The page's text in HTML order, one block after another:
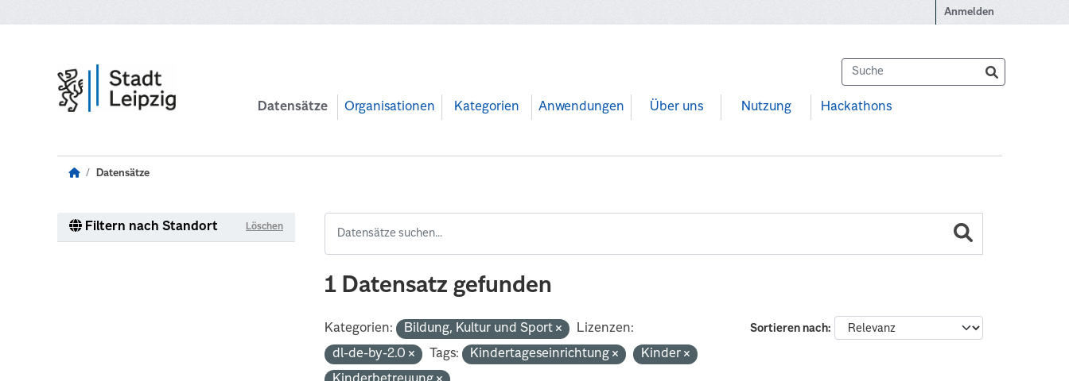
Anmelden
Datensätze Organisationen Kategorien Anwendungen Über uns Nutzung Hackathons
Datensätze
Filtern nach Standort Löschen
1 Datensatz gefunden
Sortieren nach
Kategorien: Bildung, Kultur und Sport
Lizenzen:
dl-de-by-2.0
Tags: Kindertageseinrichtung
Kinder